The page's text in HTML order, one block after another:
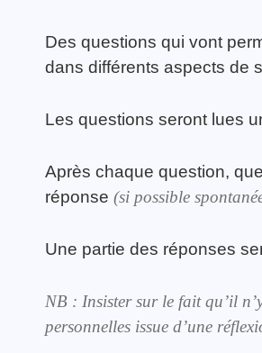
Des questions qui vont
dans différents aspects de
Les questions seront lues
Après chaque question,
réponse (si possible
Une partie des réponses
NB : Insister sur le fait qu’il
personnelles issue d’une